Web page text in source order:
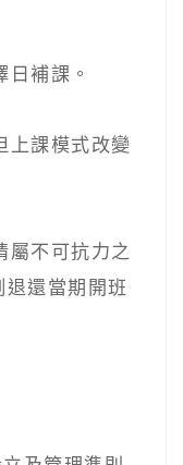
補課。
上課模式改變
屬不可抗力之
退還當期開班